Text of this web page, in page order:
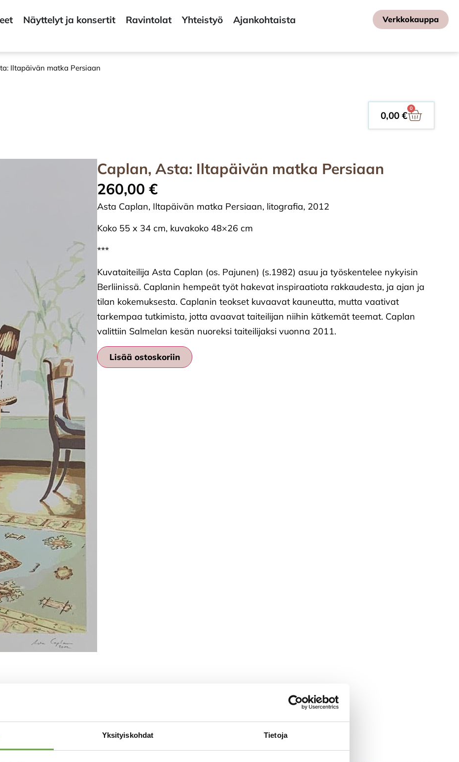
Yksityiskohdat Tietoja
Näyttelyt ja konsertit Ravintolat Yhteistyö Ajankohtaista Verkkokauppa
Iltapäivän matka Persiaan
0,00 €
0
Caplan, Asta: Iltapäivän matka Persiaan
260,00 €
Asta Caplan, Iltapäivän matka Persiaan, litografia, 2012
Koko 55 x 34 cm, kuvakoko 48×26 cm
***
Kuvataiteilija Asta Caplan (os. Pajunen) (s.1982) asuu ja työskentelee nykyisin
Berliinissä. Caplanin hempeät työt hakevat inspiraatiota rakkaudesta, ja ajan ja
tilan kokemuksesta. Caplanin teokset kuvaavat kauneutta, mutta vaativat
tarkempaa tutkimista, jotta avaavat taiteilijan niihin kätkemät teemat. Caplan
valittiin Salmelan kesän nuoreksi taiteilijaksi vuonna 2011.
Lisää ostoskoriin
Tutustu myös